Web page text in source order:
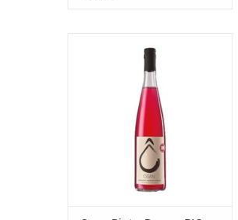
TOEVOEGEN AAN WINKELWAGEN